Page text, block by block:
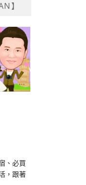
】
、必買
，跟著